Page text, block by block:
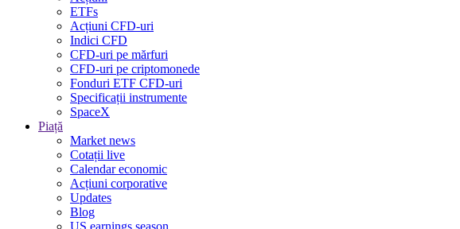
ETFs
Acțiuni CFD-uri
Indici CFD
CFD-uri pe mărfuri
CFD-uri pe criptomonede
Fonduri ETF CFD-uri
Specificații instrumente
SpaceX
Piață
Market news
Cotații live
Calendar economic
Acțiuni corporative
Updates
Blog
US earnings season